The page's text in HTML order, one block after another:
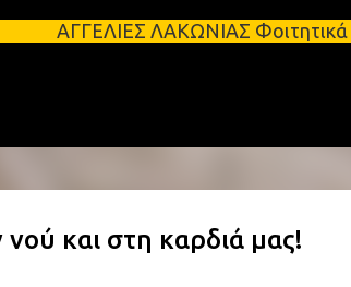
Μετάβαση στο κύριο
ΛΑΚΩΝΙΑΣ Φοιτητικά σπίτια
και στη καρδιά μας!